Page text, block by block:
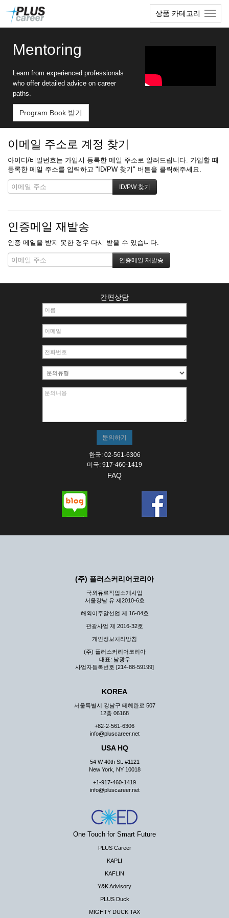
상품 카테고리
Mentoring
Learn from experienced professionals
who offer detailed advice on career
paths.
Program Book 받기
이메일 주소로 계정 찾기
아이디/비밀번호는 가입시 등록한 메일 주소로 알려드립니다. 가입할 때
등록한 메일 주소를 입력하고 "ID/PW 찾기" 버튼을 클릭해주세요.
인증메일 재발송
인증 메일을 받지 못한 경우 다시 받을 수 있습니다.
간편상담
한국: 02-561-6306
미국: 917-460-1419
FAQ
(주) 플러스커리어코리아
국외유료직업소개사업
서울강남 유 제2010-6호
해외이주알선업 제 16-04호
관광사업 제 2016-32호
개인정보처리방침
(주) 플러스커리어코리아
대표: 남광우
사업자등록번호 [214-88-59199]
KOREA
서울특별시 강남구 테헤란로 507
12층 06168
+82-2-561-6306
info@pluscareer.net
USA HQ
54 W 40th St. #1121
New York, NY 10018
+1-917-460-1419
info@pluscareer.net
One Touch for Smart Future
PLUS Career
KAPLI
KAFLIN
Y&K Advisory
PLUS Duck
MIGHTY DUCK TAX